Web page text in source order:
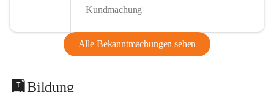
Kundmachung
Alle Bekanntmachungen sehen
Bildung